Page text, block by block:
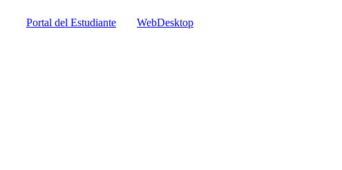
Portal del Estudiante WebDesktop